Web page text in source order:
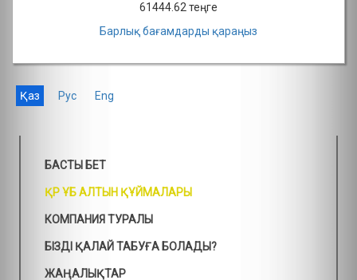
61444.62 теңге
Барлық бағамдарды қараңыз
Қаз Рус Eng
БАСТЫ БЕТ
ҚР ҰБ АЛТЫН ҚҰЙМАЛАРЫ
КОМПАНИЯ ТУРАЛЫ
БІЗДІ ҚАЛАЙ ТАБУҒА БОЛАДЫ?
ЖАҢАЛЫҚТАР